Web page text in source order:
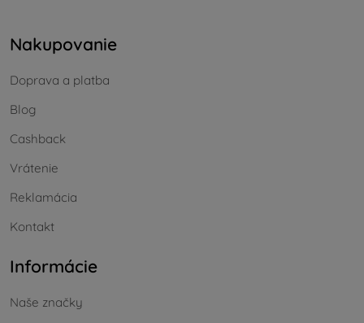
Nakupovanie
Doprava a platba
Blog
Cashback
Vrátenie
Reklamácia
Kontakt
Informácie
Naše značky